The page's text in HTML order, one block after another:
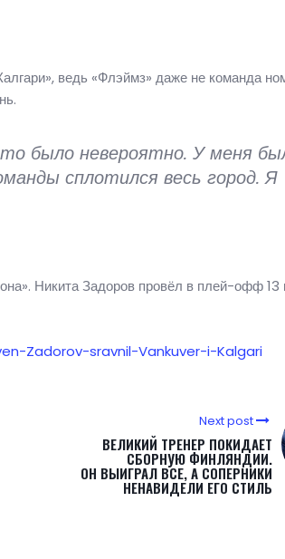
ведь «Флэймз» даже не команда
было невероятно. У меня
сплотился весь город. Я
Никита Задоров провёл в плей-офф 13
Zadorov-sravnil-Vankuver-i-Kalgari
Next post
ВЕЛИКИЙ ТРЕНЕР ПОКИДАЕТ
СБОРНУЮ ФИНЛЯНДИИ.
ОН ВЫИГРАЛ ВСЕ, А СОПЕРНИКИ
НЕНАВИДЕЛИ ЕГО СТИЛЬ